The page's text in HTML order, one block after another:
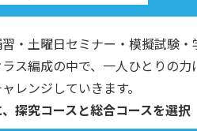
・土曜日セミナー・模擬試験・
ス編成の中で、一人ひとりの
レンジしていきます。
探究コースと総合コースを選択